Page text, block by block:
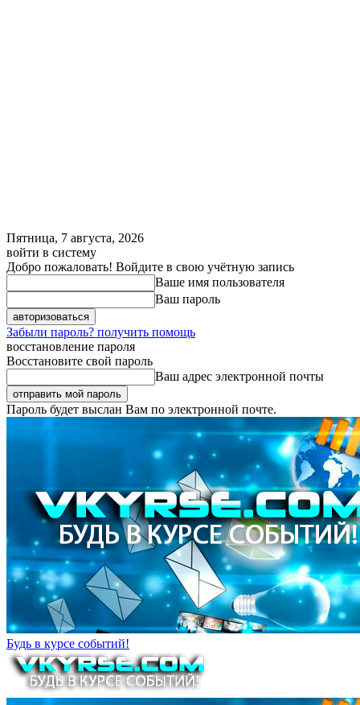
Пятница, 7 августа, 2026
войти в систему
Добро пожаловать! Войдите в свою учётную запись
Ваше имя пользователя
Ваш пароль
Забыли пароль? получить помощь
восстановление пароля
Восстановите свой пароль
Ваш адрес электронной почты
Пароль будет выслан Вам по электронной почте.
Будь в курсе событий!